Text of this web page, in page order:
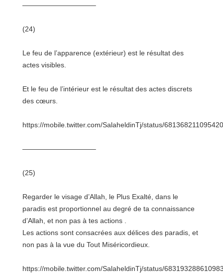
——————————–
(24)
Le feu de l’apparence (extérieur) est le résultat des
actes visibles.
Et le feu de l’intérieur est le résultat des actes discrets
des cœurs.
https://mobile.twitter.com/SalaheldinTj/status/
——————————–
(25)
Regarder le visage d’Allah, le Plus Exalté, dans le
paradis est proportionnel au degré de ta connaissance
d’Allah, et non pas à tes actions .
Les actions sont consacrées aux délices des paradis, et
non pas à la vue du Tout Miséricordieux.
https://mobile.twitter.com/SalaheldinTj/status/